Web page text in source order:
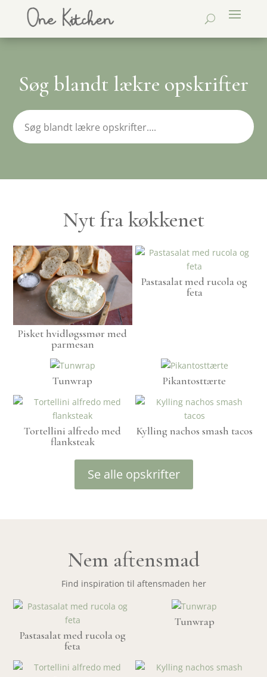
Søg blandt lækre opskrifter
Nyt fra køkkenet
Pisket hvidløgssmør med
parmesan
Pastasalat med rucola og
feta
Tunwrap Pikantosttærte
Tortellini alfredo med
flanksteak
Kylling nachos smash tacos
Se alle opskrifter
Nem aftensmad
Find inspiration til aftensmaden her
Pastasalat med rucola og
feta
Tunwrap